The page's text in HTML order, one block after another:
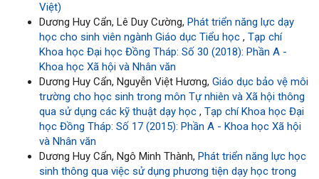
Việt)
Dương Huy Cẩn, Lê Duy Cường, Phát triển năng lực dạy
học cho sinh viên ngành Giáo dục Tiểu học , Tạp chí
Khoa học Đại học Đồng Tháp: Số 30 (2018): Phần A -
Khoa học Xã hội và Nhân văn
Dương Huy Cẩn, Nguyễn Việt Hương, Giáo dục bảo vệ môi
trường cho học sinh trong môn Tự nhiên và Xã hội thông
qua sử dụng các kỹ thuật dạy học , Tạp chí Khoa học Đại
học Đồng Tháp: Số 17 (2015): Phần A - Khoa học Xã hội
và Nhân văn
Dương Huy Cẩn, Ngô Minh Thành, Phát triển năng lực học
sinh thông qua việc sử dụng phương tiện dạy học trong